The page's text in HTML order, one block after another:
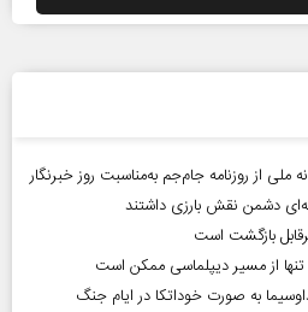
ملی از روزنامه جام‌جم به‌مناسبت روز خبرنگار
دشمن نقش بارزی داشتند
بازگشت است
تنها از مسیر دیپلماسی ممکن است